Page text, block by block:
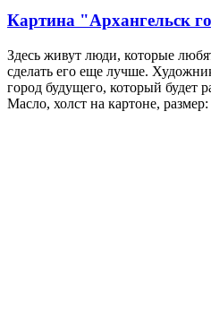
Картина "Архангельск
Здесь живут люди, которые
сделать его еще лучше.
город будущего, который будет
Масло, холст на картоне,